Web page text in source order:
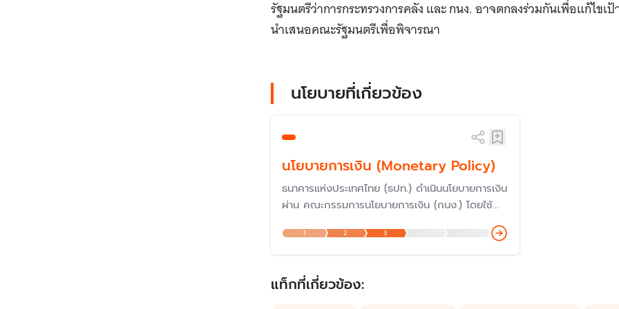
รัฐมนตรีว่าการกระทรวงการคลัง และ กนง. อาจตกลงร่วมกันเพื่อแก้ไขเ
นำเสนอคณะรัฐมนตรีเพื่อพิจารณา
นโยบายที่เกี่ยวข้อง
นโยบายการเงิน (Monetary Policy)
ธนาคารแห่งประเทศไทย (ธปท.) ดำเนินนโยบายการเงิน
ผ่าน คณะกรรมการนโยบายการเงิน (กนง.) โดยใช้
เครื่องมือหลัก คือ ‘อัตราดอกเบี้ยนโยบาย’ เพื่อรักษา
ระดับราคาสินค้าและบริการ ไม่ให้เปลี่ยนแปลงเร็วเกิน
ไปจนกระทบกับเศรษฐกิจ โดยกนง.มีการตั้งขึ้นเมื่อปี
ยุคใหม่"
1 2 3
แท็กที่เกี่ยวข้อง: